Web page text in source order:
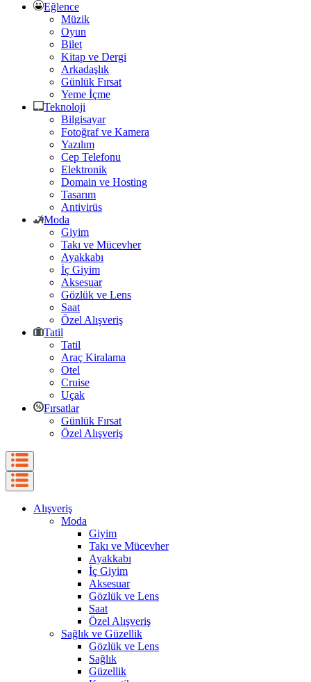
Eğlence
Müzik
Oyun
Bilet
Kitap ve Dergi
Arkadaşlık
Günlük Fırsat
Yeme İçme
Teknoloji
Bilgisayar
Fotoğraf ve Kamera
Yazılım
Cep Telefonu
Elektronik
Domain ve Hosting
Tasarım
Antivirüs
Moda
Giyim
Takı ve Mücevher
Ayakkabı
İç Giyim
Aksesuar
Gözlük ve Lens
Saat
Özel Alışveriş
Tatil
Tatil
Araç Kiralama
Otel
Cruise
Uçak
Fırsatlar
Günlük Fırsat
Özel Alışveriş
Alışveriş
Moda
Giyim
Takı ve Mücevher
Ayakkabı
İç Giyim
Aksesuar
Gözlük ve Lens
Saat
Özel Alışveriş
Sağlık ve Güzellik
Gözlük ve Lens
Sağlık
Güzellik